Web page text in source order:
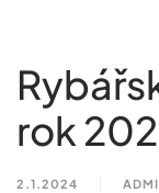
rok
2.1.2024